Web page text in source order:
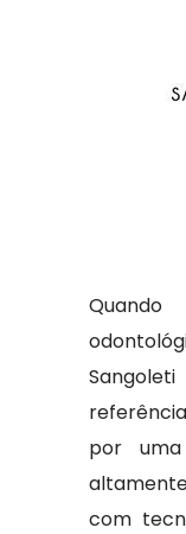
por
com